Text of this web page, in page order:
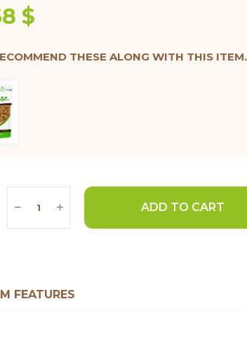
$
THESE ALONG WITH THIS ITEM.
FEATURES